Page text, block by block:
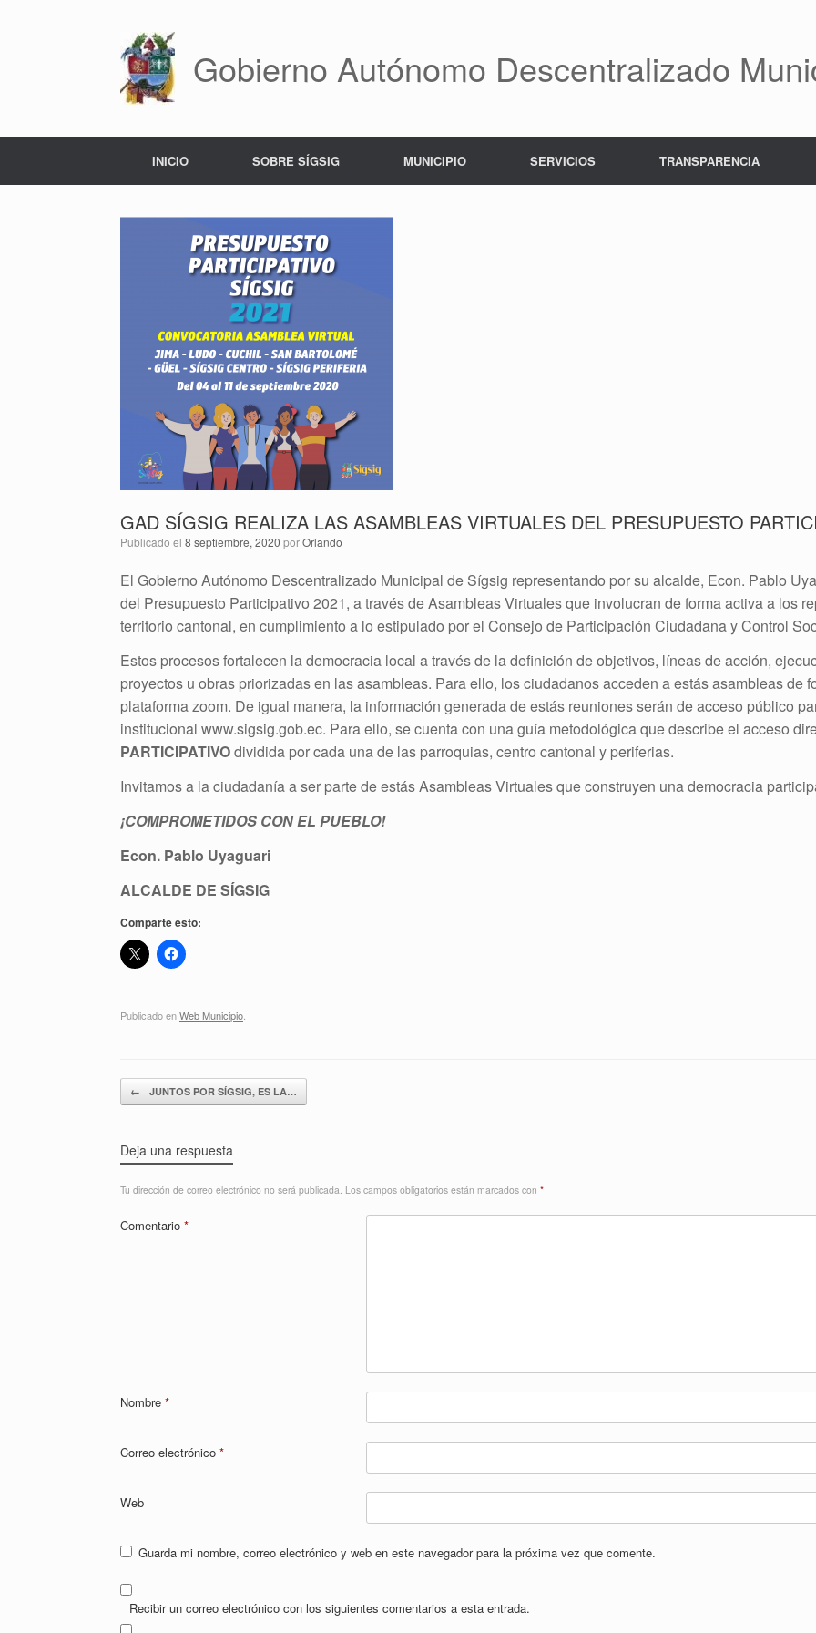
Gobierno Autónomo Descentralizado
INICIO SOBRE SÍGSIG MUNICIPIO SERVICIOS TRANSPARENCIA
GAD SÍGSIG REALIZA LAS ASAMBLEAS VIRTUALES DEL PRESUPUESTO
Publicado el 8 septiembre, 2020 porOrlando
El Gobierno Autónomo Descentralizado Municipal de Sígsig representando por su alcalde, Econ. Pablo
del Presupuesto Participativo 2021, a través de Asambleas Virtuales que involucran de forma activa a los
territorio cantonal, en cumplimiento a lo estipulado por el Consejo de Participación Ciudadana y Control
Estos procesos fortalecen la democracia local a través de la definición de objetivos, líneas de acción,
proyectos u obras priorizadas en las asambleas. Para ello, los ciudadanos acceden a estás asambleas de
plataforma zoom. De igual manera, la información generada de estás reuniones serán de acceso público
institucional www.sigsig.gob.ec. Para ello, se cuenta con una guía metodológica que describe el acceso
PARTICIPATIVOdividida por cada una de las parroquias, centro cantonal y periferias.
Invitamos a la ciudadanía a ser parte de estás Asambleas Virtuales que construyen una democracia
¡COMPROMETIDOS CON EL PUEBLO!
Econ. Pablo Uyaguari
ALCALDE DE SÍGSIG
Comparte esto:
Publicado enWeb Municipio.
Navegador de artículos
← JUNTOS POR SÍGSIG, ES LA…
Deja una respuesta
Tu dirección de correo electrónico no será publicada. Los campos obligatorios están marcados con *
Comentario *
Nombre *
Correo electrónico *
Web
Guarda mi nombre, correo electrónico y web en este navegador para la próxima vez que comente.
Recibir un correo electrónico con los siguientes comentarios a esta entrada.